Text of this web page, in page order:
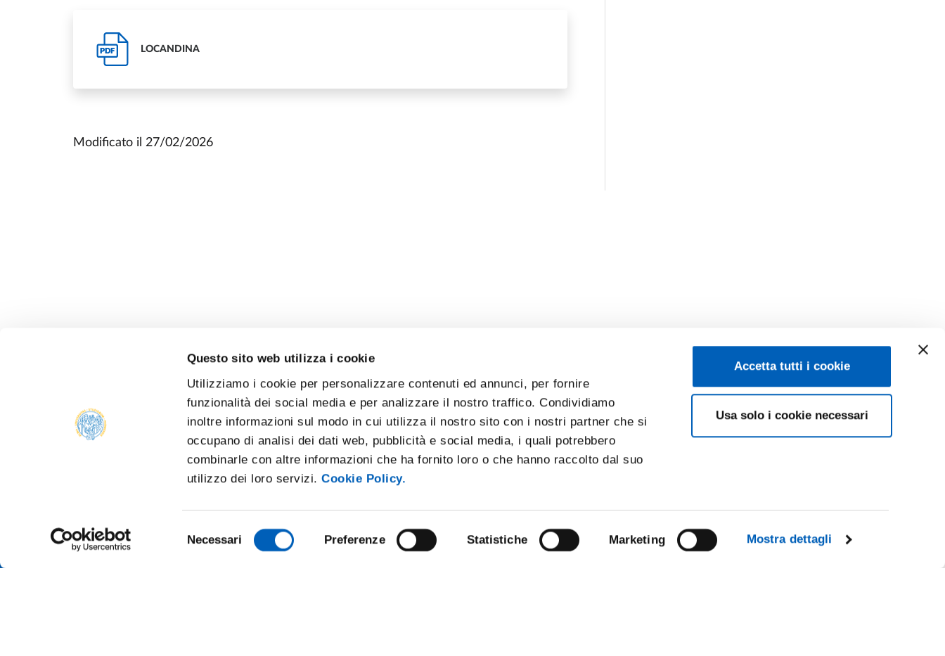
Questo sito web utilizza i cookie
Utilizziamo i cookie per personalizzare contenuti ed annunci, per fornire
funzionalità dei social media e per analizzare il nostro traffico. Condividiamo
inoltre informazioni sul modo in cui utilizza il nostro sito con i nostri partner che si
occupano di analisi dei dati web, pubblicità e social media, i quali potrebbero
combinarle con altre informazioni che ha fornito loro o che hanno raccolto dal suo
utilizzo dei loro servizi.Cookie Policy.
del
Necessari Preferenze Statistiche Marketing Mostra dettagli
Accetta tutti i cookie
Usa solo i cookie necessari
PDF LOCANDINA
Modificato il27/02/2026